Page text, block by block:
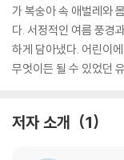
가 복숭아 속 애벌레와
다. 서정적인 여름 풍경
하게 담아냈다. 어린이
무엇이든 될 수 있었던
저자 소개 1